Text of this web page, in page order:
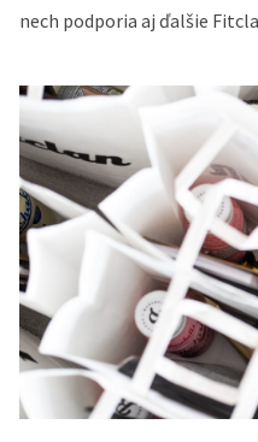
nech podporia aj ďalšie